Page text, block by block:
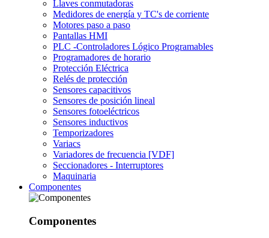
Llaves conmutadoras
Medidores de energía y TC's de corriente
Motores paso a paso
Pantallas HMI
PLC -Controladores Lógico Programables
Programadores de horario
Protección Eléctrica
Relés de protección
Sensores capacitivos
Sensores de posición lineal
Sensores fotoeléctricos
Sensores inductivos
Temporizadores
Variacs
Variadores de frecuencia [VDF]
Seccionadores - Interruptores
Maquinaria
Componentes
Componentes